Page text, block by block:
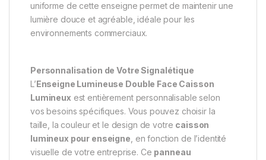
uniforme de cette enseigne permet de maintenir une
lumière douce et agréable, idéale pour les
environnements commerciaux.
Personnalisation de Votre Signalétique
L’Enseigne Lumineuse Double Face Caisson
Lumineux est entièrement personnalisable selon
vos besoins spécifiques. Vous pouvez choisir la
taille, la couleur et le design de votre caisson
lumineux pour enseigne , en fonction de l’identité
visuelle de votre entreprise. Ce panneau